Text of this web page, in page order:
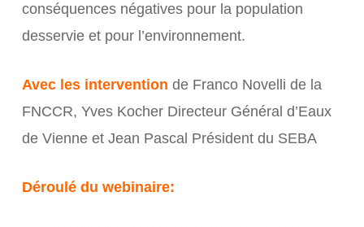
conséquences négatives pour la population
desservie et pour l’environnement.
Avec les intervention de Franco Novelli de la
FNCCR, Yves Kocher Directeur Général d’Eaux
de Vienne et Jean Pascal Président du SEBA
Déroulé du webinaire: